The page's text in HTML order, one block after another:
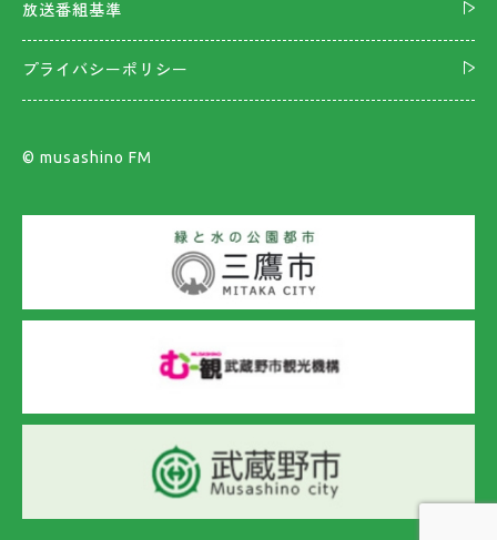
放送番組基準
プライバシーポリシー
©︎ musashino FM